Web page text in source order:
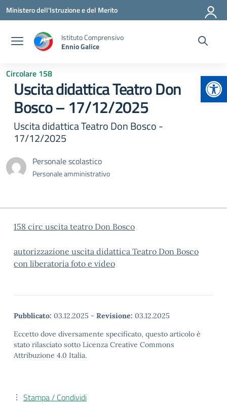
Vai ai contenuti
Vai al menu di navigazione
Vai al footer
Ministero dell'Istruzione e del Merito
Istituto Comprensivo
Ennio Galice
Circolare 158
Uscita didattica Teatro Don
Bosco – 17/12/2025
Uscita didattica Teatro Don Bosco -
17/12/2025
Personale scolastico
Personale amministrativo
158 circ uscita teatro Don Bosco
autorizzazione uscita didattica Teatro Don Bosco
con liberatoria foto e video
Pubblicato: 03.12.2025 - Revisione: 03.12.2025
Eccetto dove diversamente specificato, questo articolo è
stato rilasciato sotto Licenza Creative Commons
Attribuzione 4.0 Italia.
Stampa / Condividi